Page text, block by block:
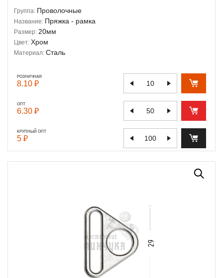
Группа: Проволочные
Название: Пряжка - рамка
Размер: 20мм
Цвет: Хром
Материал: Сталь
РОЗНИЧНАЯ
8.10 ₽
ОПТ
6.30 ₽
КРУПНЫЙ ОПТ
5 ₽